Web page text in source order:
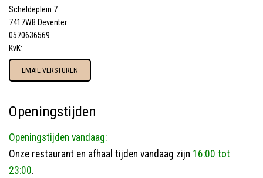
Scheldeplein 7
7417WB Deventer
0570636569
KvK:
EMAIL VERSTUREN
Openingstijden
Openingstijden vandaag:
Onze restaurant en afhaal tijden vandaag zijn 16:00 tot
23:00.